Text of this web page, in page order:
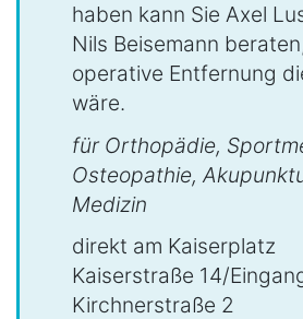
haben kann Sie Axel
Nils Beisemann
operative Entfernung
wäre.
für Orthopädie,
Osteopathie,
Medizin
direkt am Kaiserplatz
Kaiserstraße 14/
Kirchnerstraße 2